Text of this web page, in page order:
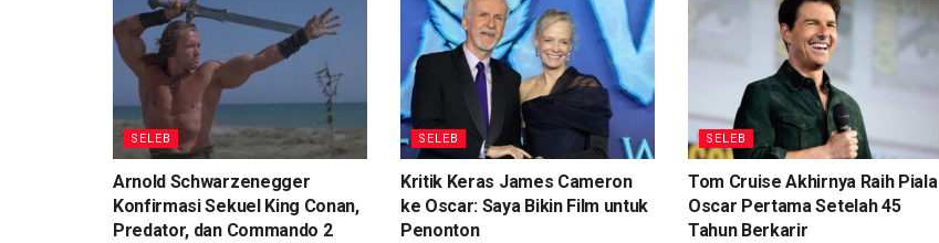
SELEB
Arnold Schwarzenegger
Konfirmasi Sekuel King Conan,
Predator, dan Commando 2
SELEB
Kritik Keras James Cameron
ke Oscar: Saya Bikin Film untuk
Penonton
SELEB
Tom Cruise Akhirnya Raih Piala
Oscar Pertama Setelah 45
Tahun Berkarir